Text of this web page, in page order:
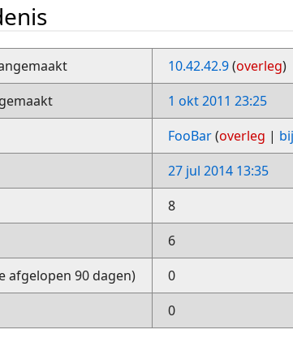
10.42.42.9(overleg)
1 okt 2011 23:25
FooBar(overleg |
27 jul 2014 13:35
8
6
afgelopen 90 dagen)
0
0